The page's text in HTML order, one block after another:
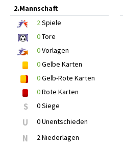
2.Mannschaft
2Spiele
0Tore
0Vorlagen
0Gelbe Karten
0Gelb-Rote Karten
0Rote Karten
S 0 Siege
U 0 Unentschieden
N 2 Niederlagen